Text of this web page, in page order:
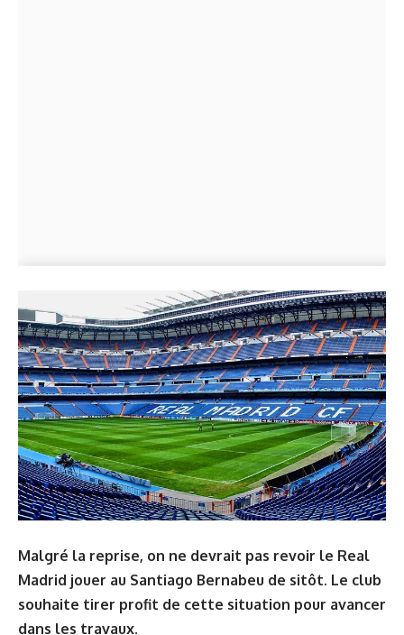
Malgré la reprise, on ne devrait pas revoir le Real
Madrid jouer au Santiago Bernabeu de sitôt. Le club
souhaite tirer profit de cette situation pour avancer
dans les travaux.